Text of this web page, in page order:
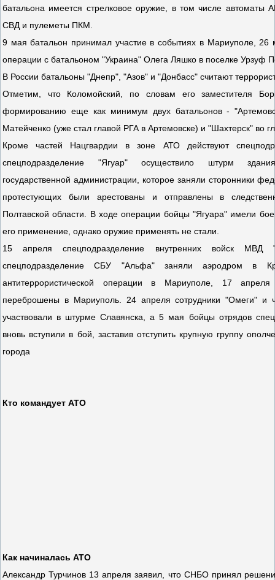
батальона имеется стрелковое оружие, в том числе автоматы
СВД и пулеметы ПКМ.
9 мая батальон принимал участие в событиях в Мариуполе, 26
операции с батальоном "Украина" Олега Ляшко в поселке Урзуф
В России батальоны "Днепр", "Азов" и "Донбасс" считают
Отметим, что Коломойский, по словам его заместителя
формированию еще как минимум двух батальонов -
Матейченко (уже стал главой РГА в Артемовске) и "Шахтерск" во
Кроме частей Нацгвардии в зоне АТО действуют
спецподразделение "Ягуар" осуществило штурм
государственной администрации, которое заняли сторонники
протестующих были арестованы и отправлены в
Полтавской области. В ходе операции бойцы "Ягуара" имели
его применение, однако оружие применять не стали.
15 апреля спецподразделение внутренних войск
спецподразделение СБУ "Альфа" заняли аэродром в
антитеррористической операции в Мариуполе, 17
переброшены в Мариуполь. 24 апреля сотрудники "Омеги" и
участвовали в штурме Славянска, а 5 мая бойцы отрядов
вновь вступили в бой, заставив отступить крупную группу
города
Кто командует АТО
Как начиналась АТО
Александр Турчинов 13 апреля заявил, что СНБО принял